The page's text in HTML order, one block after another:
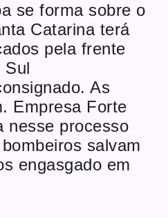
se forma sobre o
Catarina terá
pela frente
Sul
As
Empresa Forte
nesse processo
salvam
engasgado em